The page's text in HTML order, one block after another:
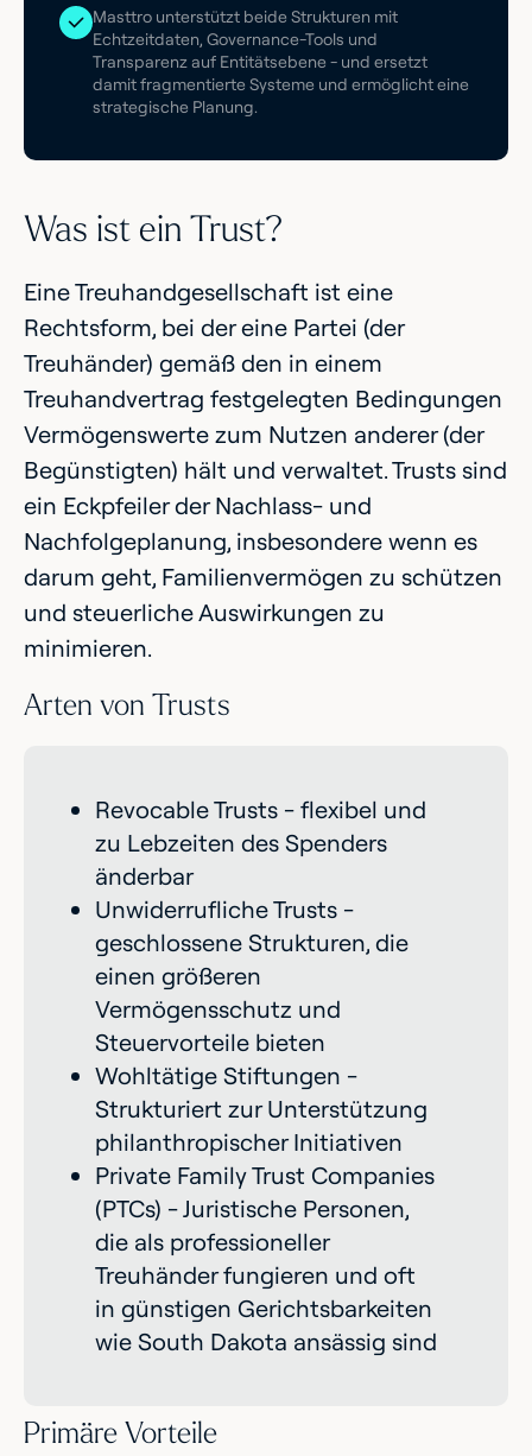
Masttro unterstützt beide Strukturen mit
Echtzeitdaten, Governance-Tools und
Transparenz auf Entitätsebene - und ersetzt
damit fragmentierte Systeme und ermöglicht eine
strategische Planung.
Was ist ein Trust?
Eine Treuhandgesellschaft ist eine
Rechtsform, bei der eine Partei (der
Treuhänder) gemäß den in einem
Treuhandvertrag festgelegten Bedingungen
Vermögenswerte zum Nutzen anderer (der
Begünstigten) hält und verwaltet. Trusts sind
ein Eckpfeiler der Nachlass- und
Nachfolgeplanung, insbesondere wenn es
darum geht, Familienvermögen zu schützen
und steuerliche Auswirkungen zu
minimieren.
Arten von Trusts
Revocable Trusts - flexibel und
zu Lebzeiten des Spenders
änderbar
Unwiderrufliche Trusts -
geschlossene Strukturen, die
einen größeren
Vermögensschutz und
Steuervorteile bieten
Wohltätige Stiftungen -
Strukturiert zur Unterstützung
philanthropischer Initiativen
Private Family Trust Companies
(PTCs) - Juristische Personen,
die als professioneller
Treuhänder fungieren und oft
in günstigen Gerichtsbarkeiten
wie South Dakota ansässig sind
Primäre Vorteile